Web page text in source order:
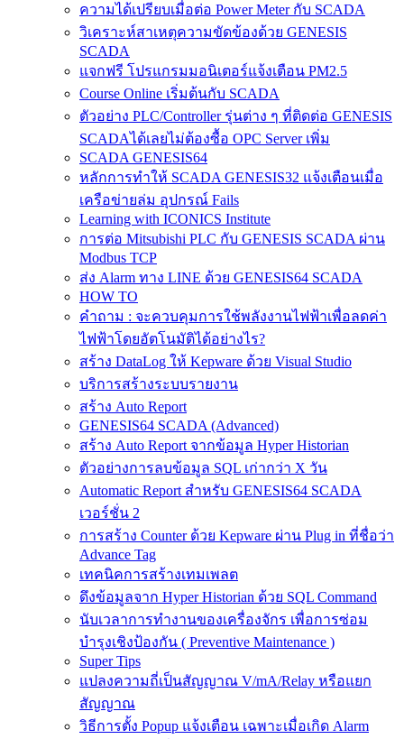
ความได้เปรียบเมื่อต่อ Power Meter กับ SCADA
วิเคราะห์สาเหตุความขัดข้องด้วย GENESIS
SCADA
แจกฟรี โปรแกรมมอนิเตอร์แจ้งเตือน PM2.5
Course Online เริ่มต้นกับ SCADA
ตัวอย่าง PLC/Controller รุ่นต่าง ๆ ที่ติดต่อ GENESIS
SCADAได้เลยไม่ต้องซื้อ OPC Server เพิ่ม
SCADA GENESIS64
หลักการทำให้ SCADA GENESIS32 แจ้งเตือนเมื่อ
เครือข่ายล่ม อุปกรณ์ Fails
Learning with ICONICS Institute
การต่อ Mitsubishi PLC กับ GENESIS SCADA ผ่าน
Modbus TCP
ส่ง Alarm ทาง LINE ด้วย GENESIS64 SCADA
HOW TO
คำถาม : จะควบคุมการใช้พลังงานไฟฟ้าเพื่อลดค่า
ไฟฟ้าโดยอัตโนมัติได้อย่างไร?
สร้าง DataLog ให้ Kepware ด้วย Visual Studio
บริการสร้างระบบรายงาน
สร้าง Auto Report
GENESIS64 SCADA (Advanced)
สร้าง Auto Report จากข้อมูล Hyper Historian
ตัวอย่างการลบข้อมูล SQL เก่ากว่า X วัน
Automatic Report สำหรับ GENESIS64 SCADA
เวอร์ชั่น 2
การสร้าง Counter ด้วย Kepware ผ่าน Plug in ที่ชื่อว่า
Advance Tag
เทคนิคการสร้างเทมเพลต
ดึงข้อมูลจาก Hyper Historian ด้วย SQL Command
นับเวลาการทำงานของเครื่องจักร เพื่อการซ่อม
บำรุงเชิงป้องกัน ( Preventive Maintenance )
Super Tips
แปลงความถี่เป็นสัญญาณ V/mA/Relay หรือแยก
สัญญาณ
วิธีการตั้ง Popup แจ้งเตือน เฉพาะเมื่อเกิด Alarm